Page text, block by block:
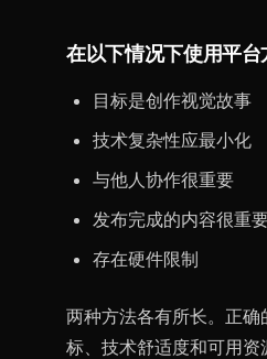
在以下情况下使用平台
目标是创作视觉故事
技术复杂性应最小化
与他人协作很重要
发布完成的内容很重
存在硬件限制
两种方法各有所长。正确
标、技术舒适度和可用资